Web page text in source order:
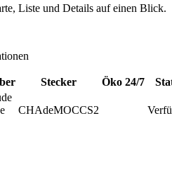
Liste und Details auf einen Blick.
Stecker Öko 24/7
CHAdeMOCCS2